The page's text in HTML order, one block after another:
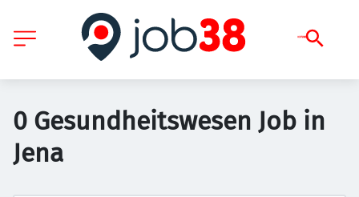
0 Gesundheitswesen Job in
Jena